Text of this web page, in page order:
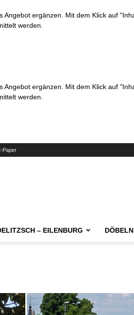
Angebot ergänzen. Mit dem Klick auf
werden.
Angebot ergänzen. Mit dem Klick auf
werden.
Paper
– EILENBURG DÖBELN